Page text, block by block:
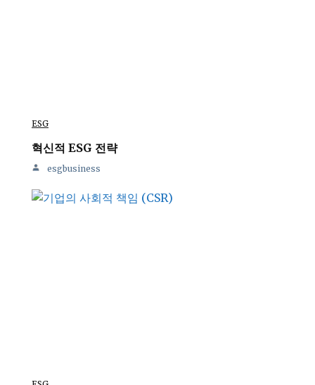
ESG
혁신적 ESG 전략
esgbusiness